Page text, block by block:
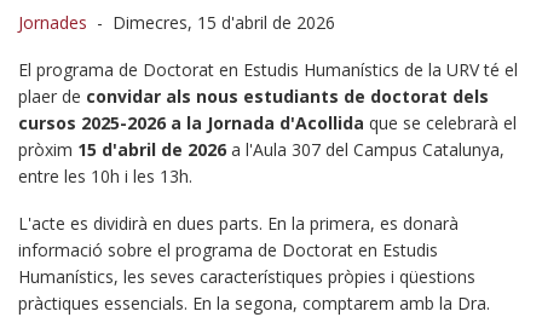
Jornades - Dimecres, 15 d'abril de 2026
El programa de Doctorat en Estudis Humanístics de la URV té el
plaer de convidar als nous estudiants de doctorat dels
cursos 2025-2026 a la Jornada d'Acollida que se celebrarà el
pròxim 15 d'abril de 2026 a l'Aula 307 del Campus Catalunya,
entre les 10h i les 13h.
L'acte es dividirà en dues parts. En la primera, es donarà
informació sobre el programa de Doctorat en Estudis
Humanístics, les seves característiques pròpies i qüestions
pràctiques essencials. En la segona, comptarem amb la Dra.